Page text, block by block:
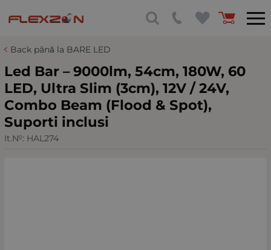
Back până la BARE LED
Led Bar – 9000lm, 54cm, 180W, 60
LED, Ultra Slim (3cm), 12V / 24V,
Combo Beam (Flood & Spot),
Suporti inclusi
It.№: HAL274